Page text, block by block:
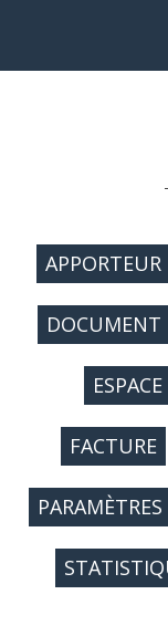
APPORTEUR
DOCUMENT
FACTURE
PARAMÈTRES